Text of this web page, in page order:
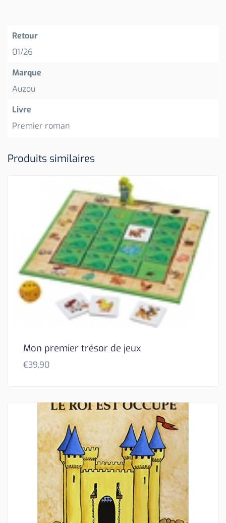
Retour
01/26
Marque
Auzou
Livre
Premier roman
Produits similaires
Mon premier trésor de jeux
€39,90